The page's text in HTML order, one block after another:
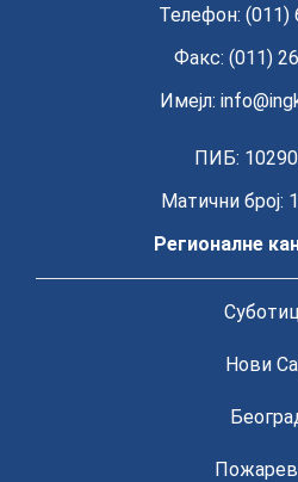
Телефон: (011)
Факс: (011)
Имејл:
ПИБ:
Матични број:
Регионалне
Нови